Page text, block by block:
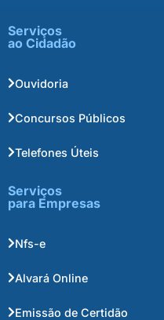
Serviços
ao Cidadão
Ouvidoria
Concursos Públicos
Telefones Úteis
Serviços
para Empresas
Nfs-e
Alvará Online
Emissão de Certidão